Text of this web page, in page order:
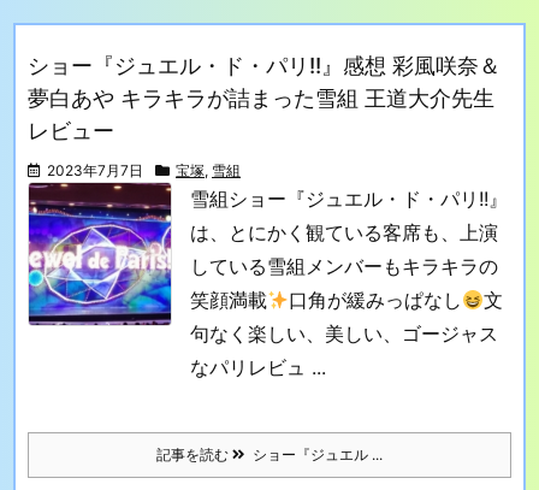
ショー『ジュエル・ド・パリ!!』感想 彩風咲奈＆
夢白あや キラキラが詰まった雪組 王道大介先生
レビュー
2023年7月7日 宝塚, 雪組
雪組ショー『ジュエル・ド・パリ!!』
は、とにかく観ている客席も、上演
している雪組メンバーもキラキラの
笑顔満載
口角が緩みっぱなし
文
句なく楽しい、美しい、ゴージャス
なパリレビュ ...
記事を読む ショー『ジュエル ...